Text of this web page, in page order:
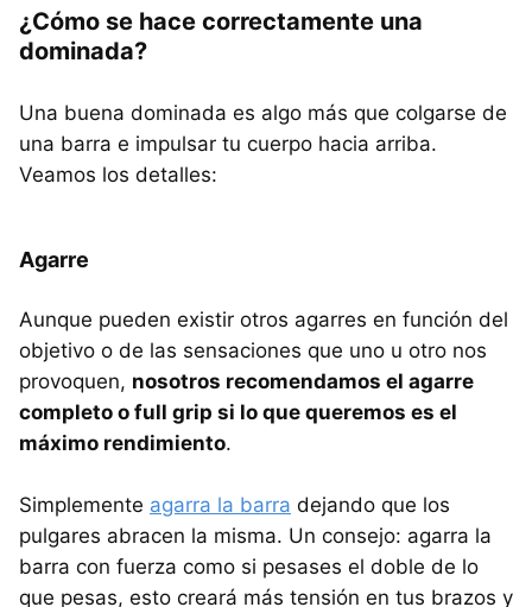
¿Cómo se hace correctamente una
dominada?
Una buena dominada es algo más que colgarse de
una barra e impulsar tu cuerpo hacia arriba.
Veamos los detalles:
Agarre
Aunque pueden existir otros agarres en función del
objetivo o de las sensaciones que uno u otro nos
provoquen, nosotros recomendamos el agarre
completo o full grip si lo que queremos es el
máximo rendimiento.
Simplemente agarra la barra dejando que los
pulgares abracen la misma. Un consejo: agarra la
barra con fuerza como si pesases el doble de lo
que pesas, esto creará más tensión en tus brazos y